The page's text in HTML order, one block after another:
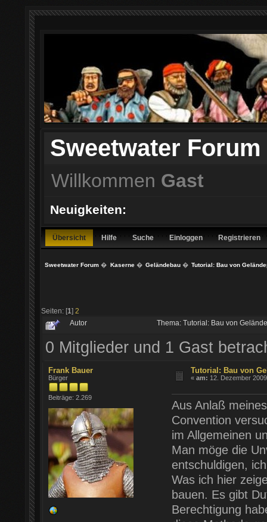
Sweetwater Forum
Willkommen Gast
Neuigkeiten:
Übersicht Hilfe Suche Einloggen Registrieren
Sweetwater Forum � Kaserne� Geländebau� Tutorial: Bau von
Seiten: [1] 2
Autor Thema: Tutorial: Bau von
0 Mitglieder und 1 Gast
Frank Bauer
Bürger
Beiträge: 2.269
Tutorial: Bau von
«am: 12. Dezember
Aus Anlaß
Convention
im Allgemeinen
Man möge die
entschuldigen,
Was ich hier
bauen. Es gibt
Berechtigung